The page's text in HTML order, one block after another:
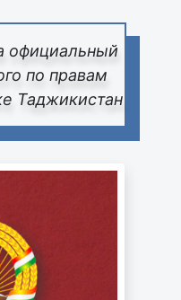
официальный
по правам
Таджикистан